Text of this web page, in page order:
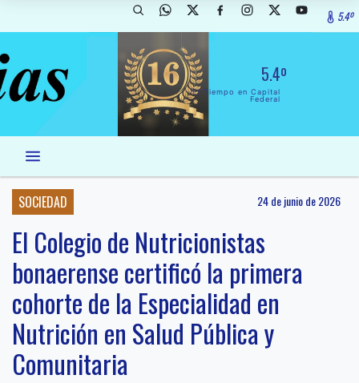
5.4º
5.4º
El Tiempo en Capital
Federal
SOCIEDAD 24 de junio de 2026
El Colegio de Nutricionistas
bonaerense certificó la primera
cohorte de la Especialidad en
Nutrición en Salud Pública y
Comunitaria